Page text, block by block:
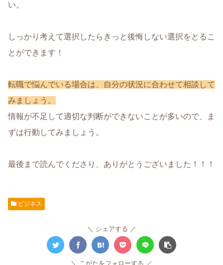
い。
しっかり考えて選択したらきっと後悔しない選択をとるこ
とができます！
転職で悩んでいる場合は、自分の状況に合わせて相談して
みましょう。
情報が不足して適切な判断ができないことが多いので、ま
ずは行動してみましょう。
最後まで読んでくださり、ありがとうございました！！！
ビジネス
シェアする
こがたをフォローする